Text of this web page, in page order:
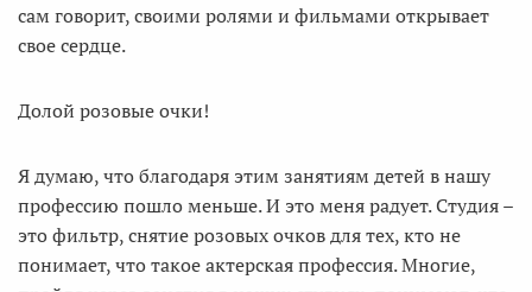
сам говорит, своими ролями и фильмами открывает
свое сердце.
Долой розовые очки!
Я думаю, что благодаря этим занятиям детей в нашу
профессию пошло меньше. И это меня радует. Студия –
это фильтр, снятие розовых очков для тех, кто не
понимает, что такое актерская профессия. Многие,